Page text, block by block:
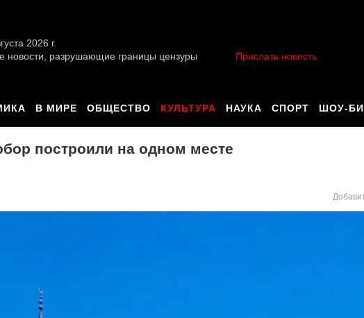
2026 г.
новости, разрушающие границы цензуры
Прислать новость
В МИРЕ ОБЩЕСТВО КУЛЬТУРА НАУКА СПОРТ ШОУ-
построили на одном месте